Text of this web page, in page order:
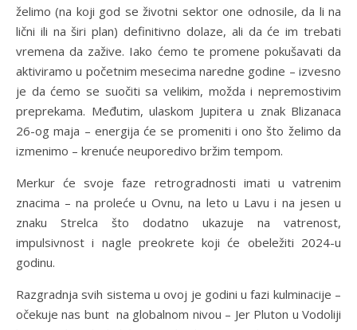
želimo (na koji god se životni sektor one odnosile, da li na
lični ili na širi plan) definitivno dolaze, ali da će im trebati
vremena da zažive. Iako ćemo te promene pokušavati da
aktiviramo u početnim mesecima naredne godine – izvesno
je da ćemo se suočiti sa velikim, možda i nepremostivim
preprekama. Međutim, ulaskom Jupitera u znak Blizanaca
26-og maja – energija će se promeniti i ono što želimo da
izmenimo – krenuće neuporedivo bržim tempom.
Merkur će svoje faze retrogradnosti imati u vatrenim
znacima – na proleće u Ovnu, na leto u Lavu i na jesen u
znaku Strelca što dodatno ukazuje na vatrenost,
impulsivnost i nagle preokrete koji će obeležiti 2024-u
godinu.
Razgradnja svih sistema u ovoj je godini u fazi kulminacije –
očekuje nas bunt na globalnom nivou – Jer Pluton u Vodoliji